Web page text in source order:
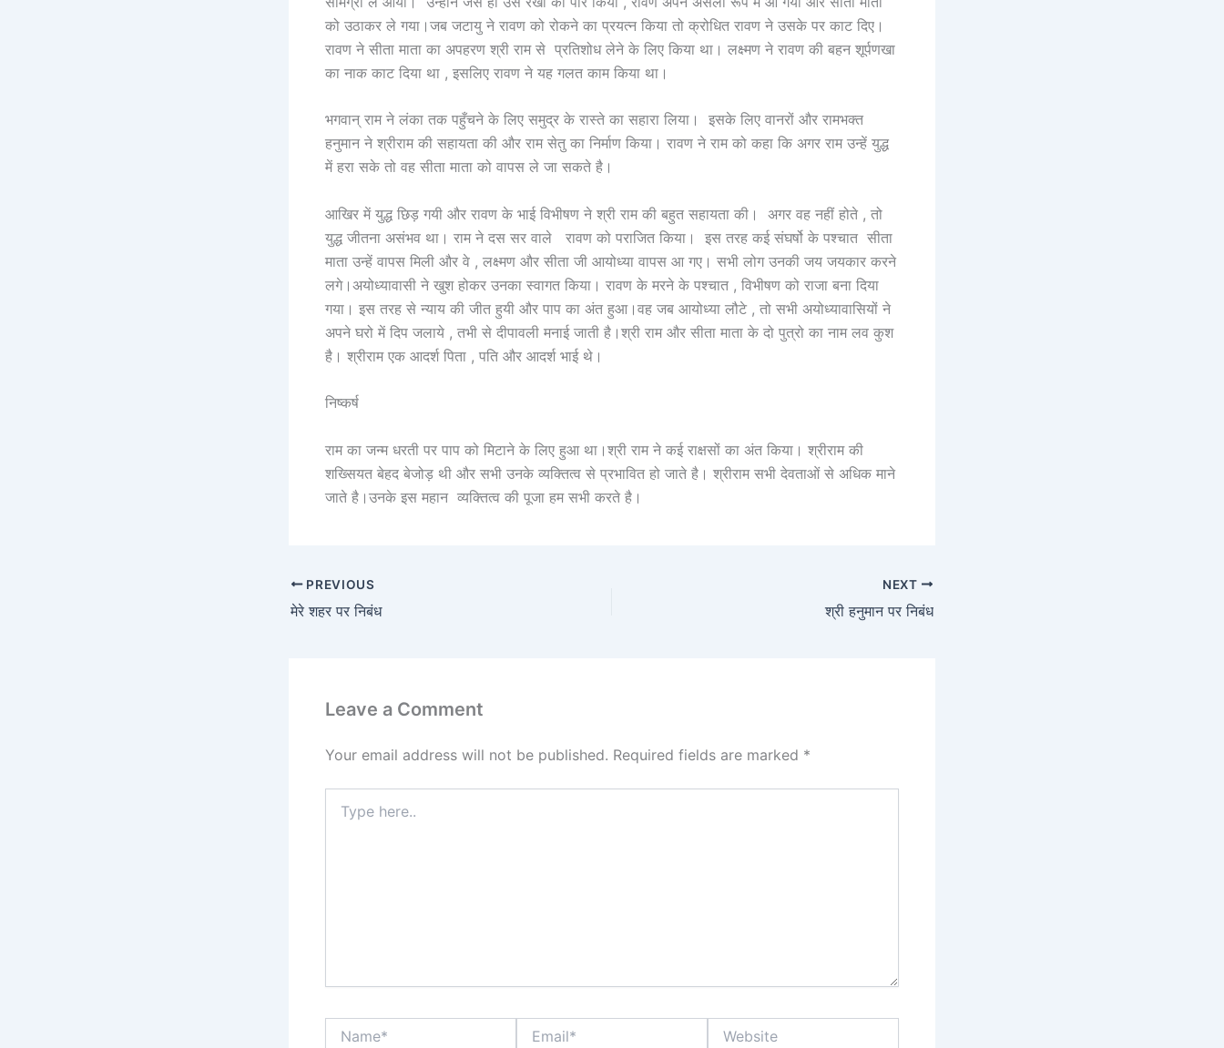
को उठाकर ले गया।जब जटायु ने रावण को रोकने का प्रयत्न किया तो क्रोधित रावण ने उसके पर काट दिए।
रावण ने सीता माता का अपहरण श्री राम से प्रतिशोध लेने के लिए किया था। लक्ष्मण ने रावण की बहन शूर्पणखा
का नाक काट दिया था , इसलिए रावण ने यह गलत काम किया था।
भगवान् राम ने लंका तक पहुँचने के लिए समुद्र के रास्ते का सहारा लिया। इसके लिए वानरों और रामभक्त
हनुमान ने श्रीराम की सहायता की और राम सेतु का निर्माण किया। रावण ने राम को कहा कि अगर राम उन्हें युद्ध
में हरा सके तो वह सीता माता को वापस ले जा सकते है।
आखिर में युद्ध छिड़ गयी और रावण के भाई विभीषण ने श्री राम की बहुत सहायता की। अगर वह नहीं होते , तो
युद्ध जीतना असंभव था। राम ने दस सर वाले रावण को पराजित किया। इस तरह कई संघर्षो के पश्चात सीता
माता उन्हें वापस मिली और वे , लक्ष्मण और सीता जी आयोध्या वापस आ गए। सभी लोग उनकी जय जयकार करने
लगे।अयोध्यावासी ने खुश होकर उनका स्वागत किया। रावण के मरने के पश्चात , विभीषण को राजा बना दिया
गया। इस तरह से न्याय की जीत हुयी और पाप का अंत हुआ।वह जब आयोध्या लौटे , तो सभी अयोध्यावासियों ने
अपने घरो में दिप जलाये , तभी से दीपावली मनाई जाती है।श्री राम और सीता माता के दो पुत्रो का नाम लव कुश
है। श्रीराम एक आदर्श पिता , पति और आदर्श भाई थे।
निष्कर्ष
राम का जन्म धरती पर पाप को मिटाने के लिए हुआ था।श्री राम ने कई राक्षसों का अंत किया। श्रीराम की
शख्सियत बेहद बेजोड़ थी और सभी उनके व्यक्तित्व से प्रभावित हो जाते है। श्रीराम सभी देवताओं से अधिक माने
जाते है।उनके इस महान व्यक्तित्व की पूजा हम सभी करते है।
PREVIOUS
मेरे शहर पर निबंध
NEXT
श्री हनुमान पर निबंध
Leave a Comment
Your email address will not be published. Required fields are marked *
here..